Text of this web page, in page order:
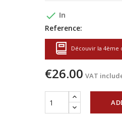
done In
Reference:
Découvir la 4ème
€26.00 VAT